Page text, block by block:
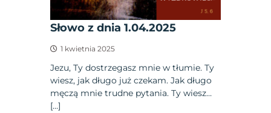
Słowo z dnia 1.04.2025
1 kwietnia 2025
Jezu, Ty dostrzegasz mnie w tłumie. Ty
wiesz, jak długo już czekam. Jak długo
męczą mnie trudne pytania. Ty wiesz…
[…]